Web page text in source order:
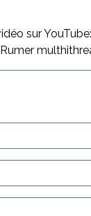
sur YouTube: